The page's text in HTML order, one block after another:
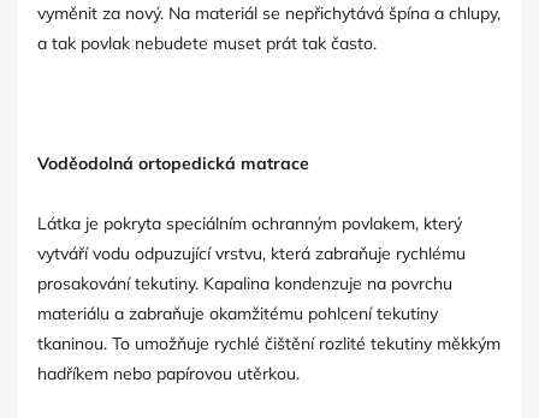
vyměnit za nový. Na materiál se nepřichytává špína a chlupy,
a tak povlak nebudete muset prát tak často.
Voděodolná ortopedická matrace
Látka je pokryta speciálním ochranným povlakem, který
vytváří vodu odpuzující vrstvu, která zabraňuje rychlému
prosakování tekutiny. Kapalina kondenzuje na povrchu
materiálu a zabraňuje okamžitému pohlcení tekutiny
tkaninou. To umožňuje rychlé čištění rozlité tekutiny měkkým
hadříkem nebo papírovou utěrkou.